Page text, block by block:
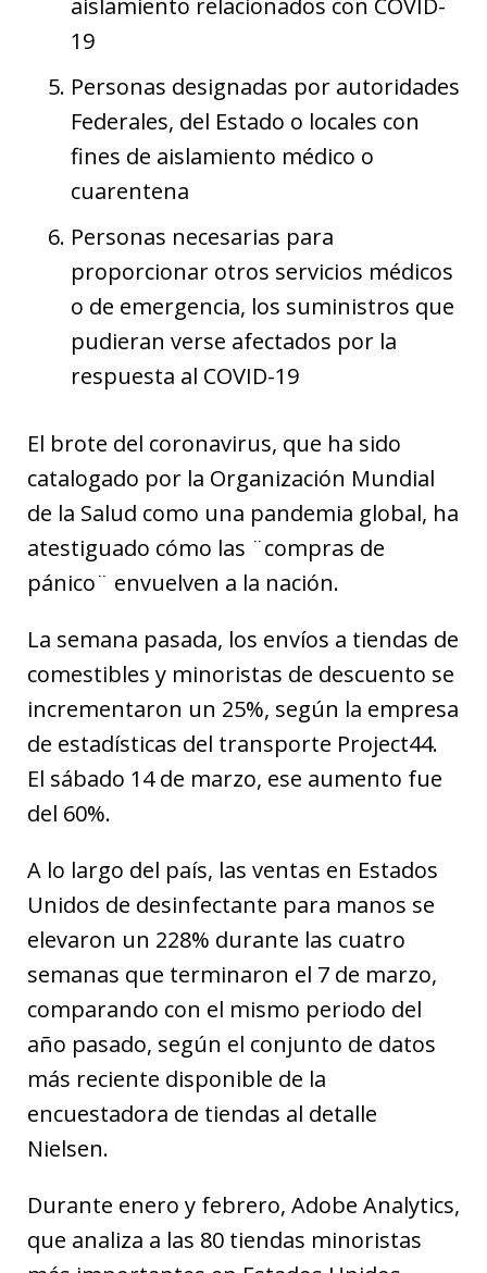
aislamiento relacionados con COVID-
19
Personas designadas por autoridades
Federales, del Estado o locales con
fines de aislamiento médico o
cuarentena
Personas necesarias para
proporcionar otros servicios médicos
o de emergencia, los suministros que
pudieran verse afectados por la
respuesta al COVID-19
El brote del coronavirus, que ha sido
catalogado por la Organización Mundial
de la Salud como una pandemia global, ha
atestiguado cómo las ¨compras de
pánico¨ envuelven a la nación.
La semana pasada, los envíos a tiendas de
comestibles y minoristas de descuento se
incrementaron un 25%, según la empresa
de estadísticas del transporte Project44.
El sábado 14 de marzo, ese aumento fue
del 60%.
A lo largo del país, las ventas en Estados
Unidos de desinfectante para manos se
elevaron un 228% durante las cuatro
semanas que terminaron el 7 de marzo,
comparando con el mismo periodo del
año pasado, según el conjunto de datos
más reciente disponible de la
encuestadora de tiendas al detalle
Nielsen.
Durante enero y febrero, Adobe Analytics,
que analiza a las 80 tiendas minoristas